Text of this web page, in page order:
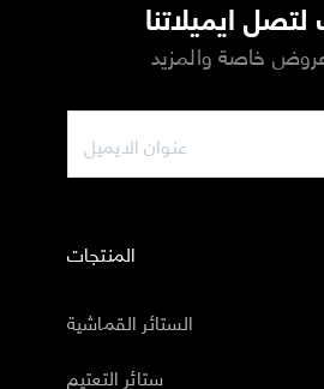
ايميلاتنا
خاصة والمزيد
المنتجات
الستائر القماشية
ستائر التعتيم